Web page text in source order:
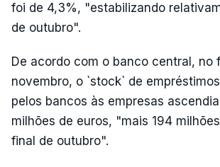
foi de 4,3%, "estabilizando
de outubro".
De acordo com o banco central, no
novembro, o `stock` de
pelos bancos às empresas
milhões de euros, "mais 194
final de outubro".